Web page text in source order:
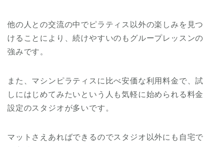
他の人との交流の中でピラティス以外の楽しみを見つ
けることにより、続けやすいのもグループレッスンの
強みです。
また、マシンピラティスに比べ安価な利用料金で、試
しにはじめてみたいという人も気軽に始められる料金
設定のスタジオが多いです。
マットさえあればできるのでスタジオ以外にも自宅で